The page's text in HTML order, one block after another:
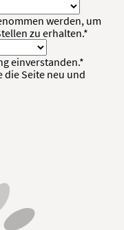
werden, um
zu erhalten.*
einverstanden.*
die Seite neu und